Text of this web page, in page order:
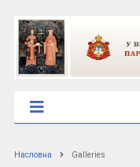
Насловна Galleries